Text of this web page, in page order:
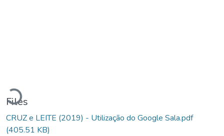
Loading...
Files
CRUZ e LEITE (2019) - Utilização do Google Sala.pdf
(405.51 KB)